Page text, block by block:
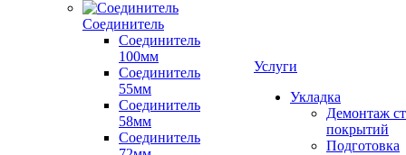
Соединитель
Соединитель
100мм
Соединитель
55мм
Соединитель
58мм
Соединитель
Услуги
Укладка
Демонтаж
покрытий
Подготовка